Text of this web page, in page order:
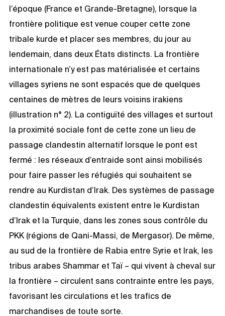
l’époque (France et Grande-Bretagne), lorsque la
frontière politique est venue couper cette zone
tribale kurde et placer ses membres, du jour au
lendemain, dans deux États distincts. La frontière
internationale n’y est pas matérialisée et certains
villages syriens ne sont espacés que de quelques
centaines de mètres de leurs voisins irakiens
(illustration n° 2). La contiguïté des villages et surtout
la proximité sociale font de cette zone un lieu de
passage clandestin alternatif lorsque le pont est
fermé : les réseaux d’entraide sont ainsi mobilisés
pour faire passer les réfugiés qui souhaitent se
rendre au Kurdistan d’Irak. Des systèmes de passage
clandestin équivalents existent entre le Kurdistan
d’Irak et la Turquie, dans les zones sous contrôle du
PKK (régions de Qani-Massi, de Mergasor). De même,
au sud de la frontière de Rabia entre Syrie et Irak, les
tribus arabes Shammar et Taï – qui vivent à cheval sur
la frontière – circulent sans contrainte entre les pays,
favorisant les circulations et les trafics de
marchandises de toute sorte.